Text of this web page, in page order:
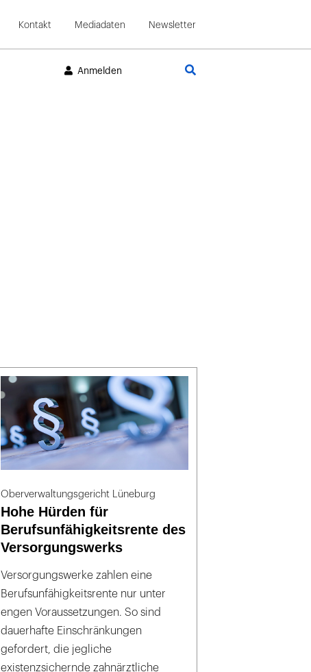
Kontakt Mediadaten Newsletter
Anmelden
Oberverwaltungsgericht Lüneburg
Hohe Hürden für
Berufsunfähigkeitsrente des
Versorgungswerks
Versorgungswerke zahlen eine
Berufsunfähigkeitsrente nur unter
engen Voraussetzungen. So sind
dauerhafte Einschränkungen
gefordert, die jegliche
existenzsichernde zahnärztliche